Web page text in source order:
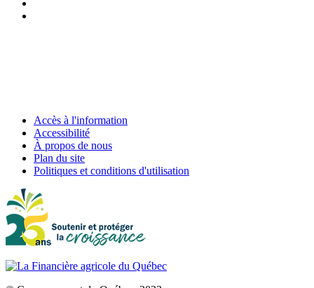
Accès à l'information
Accessibilité
À propos de nous
Plan du site
Politiques et conditions d'utilisation